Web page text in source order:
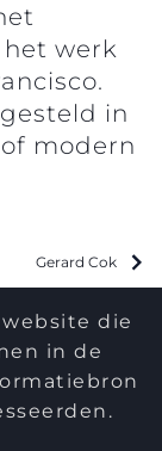
het werk
in
modern
Gerard Cok
die
in de